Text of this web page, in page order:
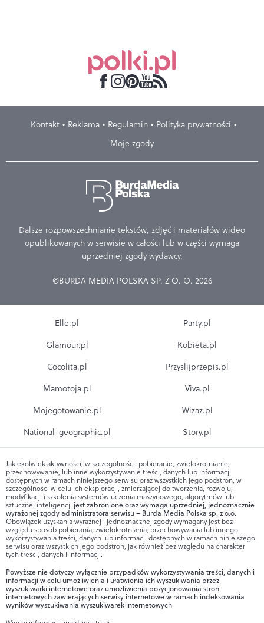
Kontakt Reklama Regulamin
Polityka prywatności
Moje zgody
Dalsze rozpowszechnianie tekstów, zdjęć i materiałów wideo
opublikowanych w serwisie w całości lub w części wymaga
uprzedniej zgody wydawcy.
©BURDA MEDIA POLSKA SP. Z O. O. 2026
Elle.pl
Glamour.pl
Cocolita.pl
Mamotoja.pl
Mojegotowanie.pl
National-geographic.pl
Party.pl
Kobieta.pl
Przyslijprzepis.pl
Viva.pl
Wizaz.pl
Story.pl
Jakiekolwiek aktywności, w szczególności: pobieranie, zwielokrotnianie,
przechowywanie, lub inne wykorzystywanie treści, danych lub informacji
dostępnych w ramach niniejszego serwisu oraz wszystkich jego podstron, w
szczególności w celu ich eksploracji, zmierzającej do tworzenia, rozwoju,
modyfikacji i szkolenia systemów uczenia maszynowego, algorytmów lub
sztucznej inteligencji jest zabronione oraz wymaga uprzedniej, jednoznacznie
wyrażonej zgody administratora serwisu – Burda Media Polska sp. z o.o.
Obowiązek uzyskania wyraźnej i jednoznacznej zgody wymagany jest bez
względu sposób pobierania, zwielokrotniania, przechowywania lub innego
wykorzystywania treści, danych lub informacji dostępnych w ramach niniejszego
serwisu oraz wszystkich jego podstron, jak również bez względu na charakter
tych treści, danych i informacji.
Powyższe nie dotyczy wyłącznie przypadków wykorzystywania treści, danych i
informacji w celu umożliwienia i ułatwienia ich wyszukiwania przez
wyszukiwarki internetowe oraz umożliwienia pozycjonowania stron
internetowych zawierających serwisy internetowe w ramach indeksowania
wyników wyszukiwania wyszukiwarek internetowych